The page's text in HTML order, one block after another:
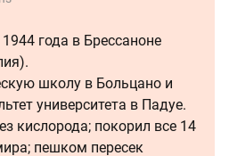
года в Брессаноне
школу в Больцано и
университета в Падуе.
кислорода; покорил все 14
пешком пересек